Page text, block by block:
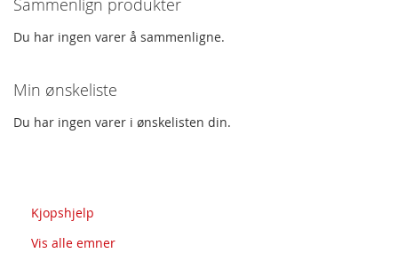
Sammenlign produkter
Du har ingen varer å sammenligne.
Min ønskeliste
Du har ingen varer i ønskelisten din.
Kjopshjelp
Vis alle emner